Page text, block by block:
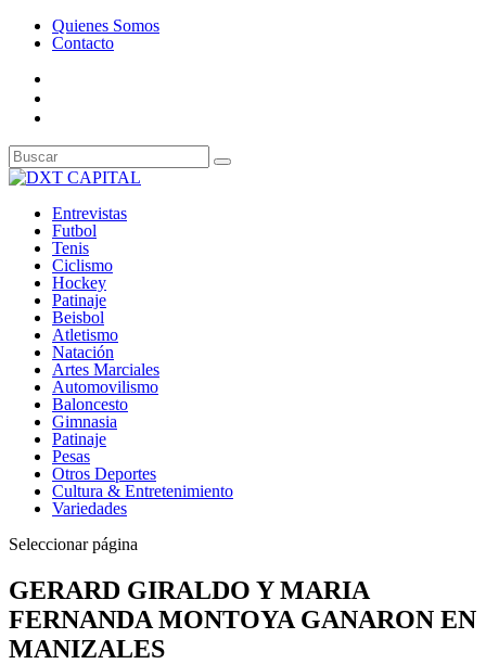
Quienes Somos
Contacto
Entrevistas
Futbol
Tenis
Ciclismo
Hockey
Patinaje
Beisbol
Atletismo
Natación
Artes Marciales
Automovilismo
Baloncesto
Gimnasia
Patinaje
Pesas
Otros Deportes
Cultura & Entretenimiento
Variedades
Seleccionar página
GERARD GIRALDO Y MARIA
FERNANDA MONTOYA GANARON EN
MANIZALES